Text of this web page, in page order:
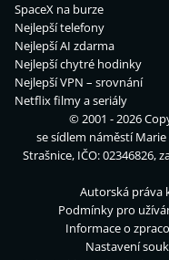
SpaceX na burze
Nejlepší telefony
Nejlepší AI zdarma
Nejlepší chytré hodinky
Nejlepší VPN – srovnání
Netflix filmy a seriály
© 2001 - 2026
se sídlem náměstí Marie
Strašnice, IČO: 02346826,
Autorská práva
Podmínky pro
Informace o
Nastavení